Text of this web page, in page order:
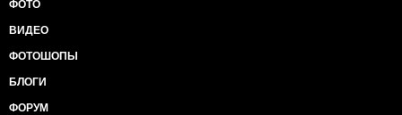
ФОТО
ВИДЕО
ФОТОШОПЫ
БЛОГИ
ФОРУМ